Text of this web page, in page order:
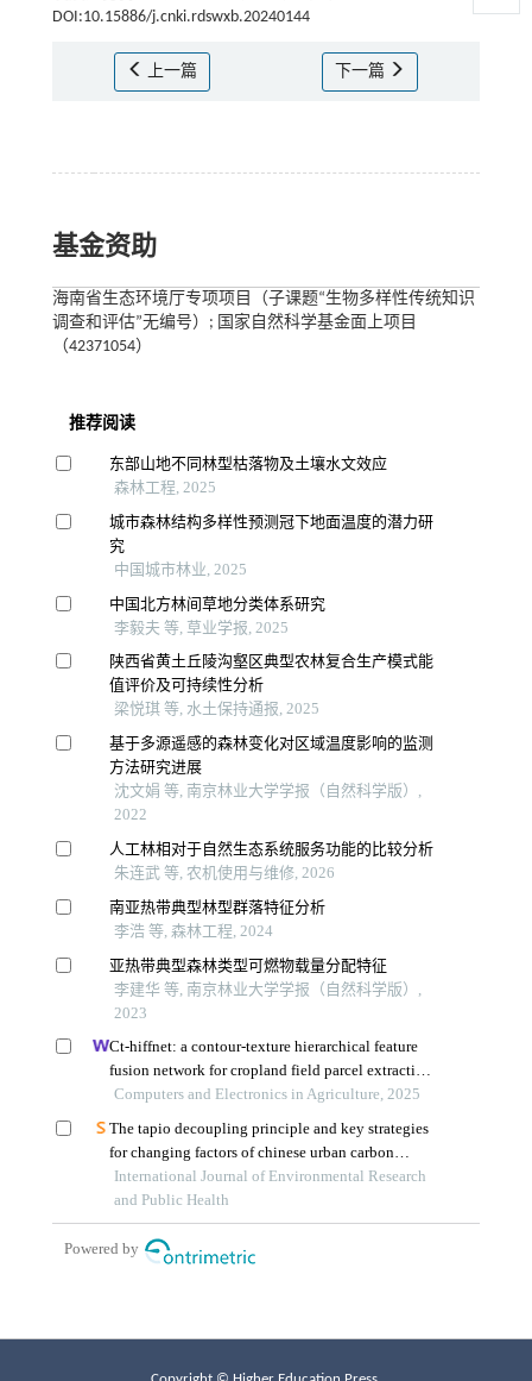
DOI:10.15886/j.cnki.rdswxb.20240144
上一篇 下一篇
基金资助
海南省生态环境厅专项项目（子课题“生物多样性传统知识
调查和评估”无编号）; 国家自然科学基金面上项目
（42371054）